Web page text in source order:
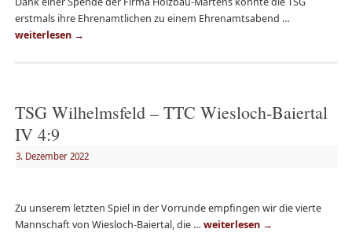
erstmals ihre Ehrenamtlichen zu einem Ehrenamtsabend …
weiterlesen →
TSG Wilhelmsfeld – TTC Wiesloch-Baiertal
IV 4:9
3. Dezember 2022
Zu unserem letzten Spiel in der Vorrunde empfingen wir die vierte
Mannschaft von Wiesloch-Baiertal, die … weiterlesen →